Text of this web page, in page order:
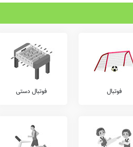
فوتبال فوتبال دستی